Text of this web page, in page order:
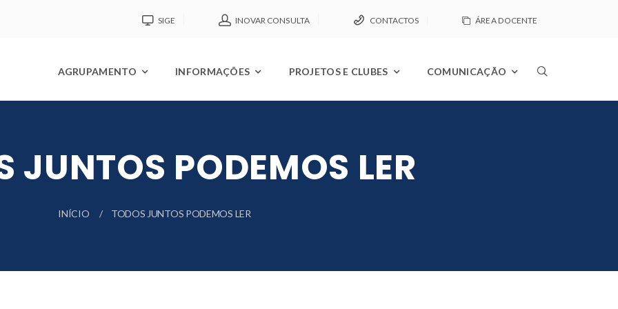
SIGE INOVAR CONSULTA CONTACTOS ÁREA DOCENTE
AGRUPAMENTO INFORMAÇÕES PROJETOS E CLUBES COMUNICAÇÃO
JUNTOS PODEMOS LER
INÍCIO TODOS JUNTOS PODEMOS LER